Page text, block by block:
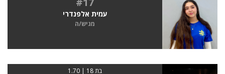
עמית אלפנדרי
מגיש/ה
בת 18 | 1.70